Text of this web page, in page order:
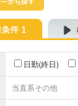
日勤(終日)
当直系その他